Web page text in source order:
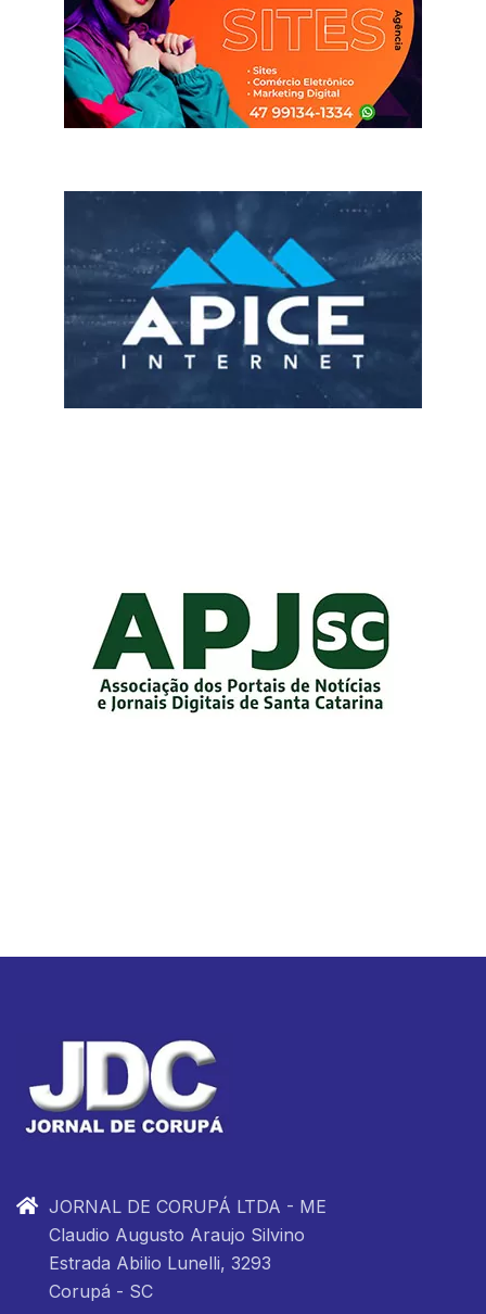
JORNAL DE CORUPÁ LTDA - ME
Claudio Augusto Araujo Silvino
Estrada Abilio Lunelli, 3293
Corupá - SC